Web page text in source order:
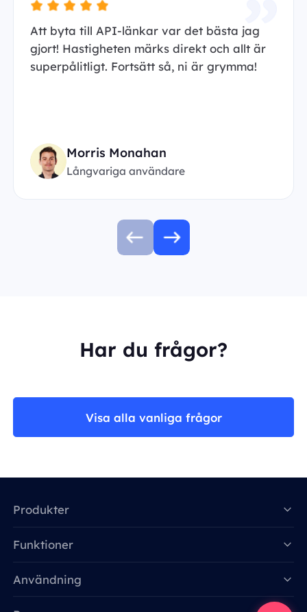
Att byta till API-länkar var det bästa jag
gjort! Hastigheten märks direkt och allt är
superpålitligt. Fortsätt så, ni är grymma!
Morris Monahan
Långvariga användare
Har du frågor?
Visa alla vanliga frågor
Produkter
Funktioner
Användning